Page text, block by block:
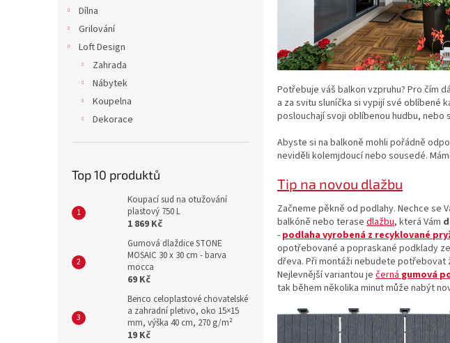
Dílna
Grilování
Loft Design
Zahrada
Nábytek
Koupelna
Dekorace
Top 10 produktů
Koupací sud na otužování
plastový 750 L
1 869 Kč
Gumová dlaždice STONE
MOSAIC 30 x 30 cm - barva
mocca
69 Kč
Benco celoplastové chovatelské
a zahradní pletivo, oko 15×15
mm, výška 40 cm, 270 g/m²
19 Kč
Potřebuje váš balkon vzpruhu? Pro čím
a za svitu sluníčka si vypijí své oblíbené
poslouchají svoji oblíbenou hudbu, nebo
Abyste si na balkoně mohli pořádně
neviděli kolemjdoucí nebo sousedé.
Tip na novou dlažbu
Začneme pěkně od podlahy. Nechce se
balkóně nebo terase dlažbu, která Vám
- podlaha vyrobená z recyklované
opotřebované a popraskané podklady
dřeva. Při montáži nebudete
Nejlevnější variantou je černá gumová
tak během několika minut může nabýt